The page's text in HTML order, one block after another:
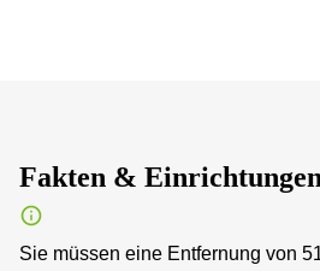
Fakten & Einrichtungen
Sie müssen eine Entfernung von